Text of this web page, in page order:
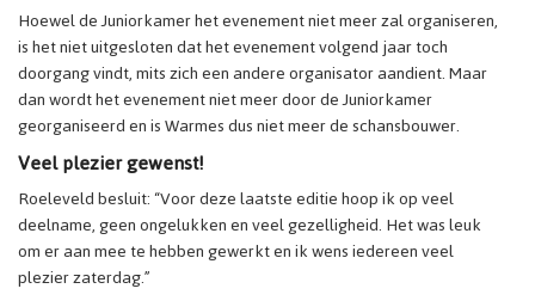
Hoewel de Juniorkamer het evenement niet meer zal organiseren,
is het niet uitgesloten dat het evenement volgend jaar toch
doorgang vindt, mits zich een andere organisator aandient. Maar
dan wordt het evenement niet meer door de Juniorkamer
georganiseerd en is Warmes dus niet meer de schansbouwer.
Veel plezier gewenst!
Roeleveld besluit: “Voor deze laatste editie hoop ik op veel
deelname, geen ongelukken en veel gezelligheid. Het was leuk
om er aan mee te hebben gewerkt en ik wens iedereen veel
plezier zaterdag.”